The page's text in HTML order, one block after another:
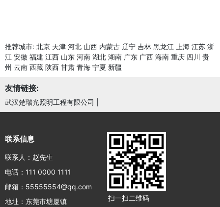
推荐城市: 北京 天津 河北 山西 内蒙古 辽宁 吉林 黑龙江 上海 江苏 浙
江 安徽 福建 江西 山东 河南 湖北 湖南 广东 广西 海南 重庆 四川 贵
州 云南 西藏 陕西 甘肃 青海 宁夏 新疆
友情链接:
武汉楚瑞光照明工程有限公司
联系信息
联系人：赵先生
电话：111 0000 1111
邮箱：55555554@qq.com
地址：东莞市塘厦镇
扫一扫二维码